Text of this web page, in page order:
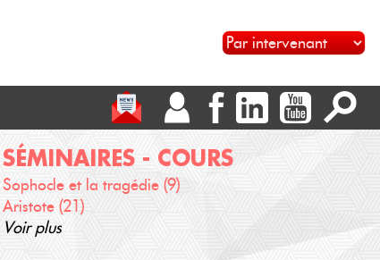
SÉMINAIRES - COURS
Sophocle et la tragédie (9)
Aristote (21)
Voir plus